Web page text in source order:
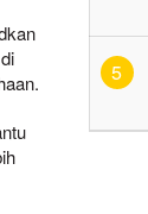
5